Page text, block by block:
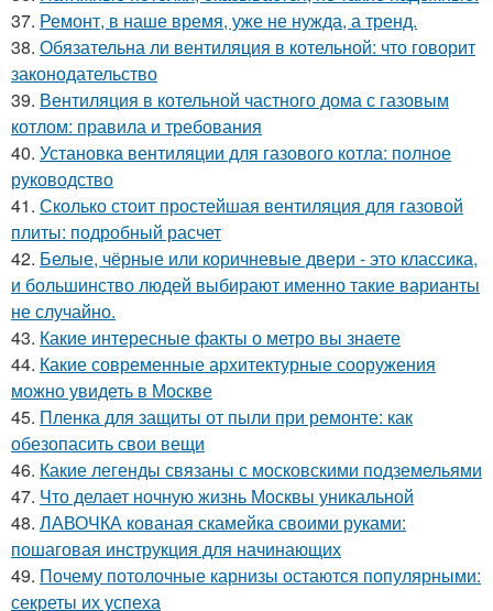
37. Ремонт, в наше время, уже не нужда, а тренд.
38. Обязательна ли вентиляция в котельной: что говорит
законодательство
39. Вентиляция в котельной частного дома с газовым
котлом: правила и требования
40. Установка вентиляции для газового котла: полное
руководство
41. Сколько стоит простейшая вентиляция для газовой
плиты: подробный расчет
42. Белые, чёрные или коричневые двери - это классика,
и большинство людей выбирают именно такие варианты
не случайно.
43. Какие интересные факты о метро вы знаете
44. Какие современные архитектурные сооружения
можно увидеть в Москве
45. Пленка для защиты от пыли при ремонте: как
обезопасить свои вещи
46. Какие легенды связаны с московскими подземельями
47. Что делает ночную жизнь Москвы уникальной
48. ЛАВОЧКА кованая скамейка своими руками:
пошаговая инструкция для начинающих
49. Почему потолочные карнизы остаются популярными:
секреты их успеха